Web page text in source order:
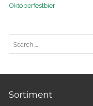
Sortiment